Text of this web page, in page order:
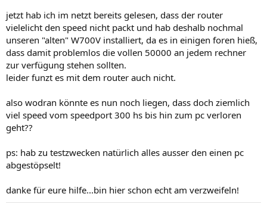
jetzt hab ich im netzt bereits gelesen, dass der router
vielelicht den speed nicht packt und hab deshalb nochmal
unseren "alten" W700V installiert, da es in einigen foren hieß,
dass damit problemlos die vollen 50000 an jedem rechner
zur verfügung stehen sollten.
leider funzt es mit dem router auch nicht.
also wodran könnte es nun noch liegen, dass doch ziemlich
viel speed vom speedport 300 hs bis hin zum pc verloren
geht??
ps: hab zu testzwecken natürlich alles ausser den einen pc
abgestöpselt!
danke für eure hilfe...bin hier schon echt am verzweifeln!